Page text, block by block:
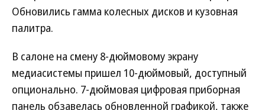
Обновились гамма колесных дисков и кузовная
палитра.
В салоне на смену 8-дюймовому экрану
медиасистемы пришел 10-дюймовый, доступный
опционально. 7-дюймовая цифровая приборная
панель обзавелась обновленной графикой, также